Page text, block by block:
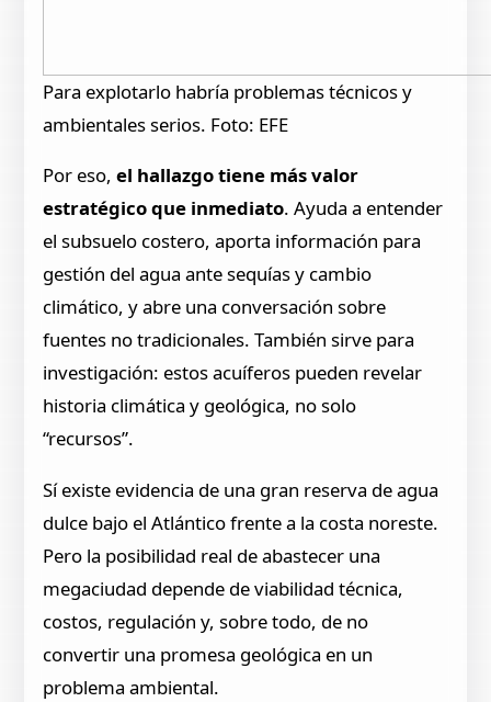
Para explotarlo habría problemas técnicos y
ambientales serios. Foto: EFE
Por eso,el hallazgo tiene más valor
estratégico que inmediato. Ayuda a entender
el subsuelo costero, aporta información para
gestión del agua ante sequías y cambio
climático, y abre una conversación sobre
fuentes no tradicionales. También sirve para
investigación: estos acuíferos pueden revelar
historia climática y geológica, no solo
“recursos”.
Sí existe evidencia de una gran reserva de agua
dulce bajo el Atlántico frente a la costa noreste.
Pero la posibilidad real de abastecer una
megaciudad depende de viabilidad técnica,
costos, regulación y, sobre todo, de no
convertir una promesa geológica en un
problema ambiental.